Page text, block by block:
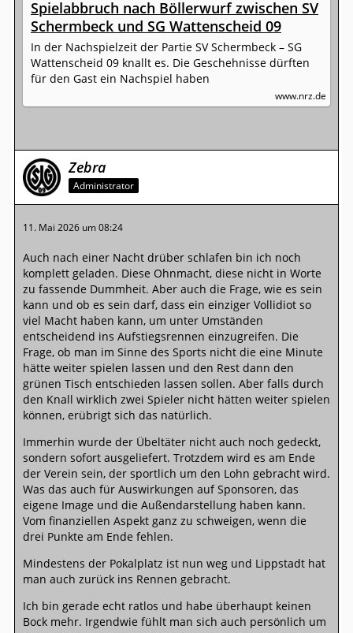
Spielabbruch nach Böllerwurf zwischen SV
Schermbeck und SG Wattenscheid 09
In der Nachspielzeit der Partie SV Schermbeck – SG
Wattenscheid 09 knallt es. Die Geschehnisse dürften
für den Gast ein Nachspiel haben
www.nrz.de
Zebra
Administrator
11. Mai 2026 um 08:24
Auch nach einer Nacht drüber schlafen bin ich noch
komplett geladen. Diese Ohnmacht, diese nicht in Worte
zu fassende Dummheit. Aber auch die Frage, wie es sein
kann und ob es sein darf, dass ein einziger Vollidiot so
viel Macht haben kann, um unter Umständen
entscheidend ins Aufstiegsrennen einzugreifen. Die
Frage, ob man im Sinne des Sports nicht die eine Minute
hätte weiter spielen lassen und den Rest dann den
grünen Tisch entschieden lassen sollen. Aber falls durch
den Knall wirklich zwei Spieler nicht hätten weiter spielen
können, erübrigt sich das natürlich.
Immerhin wurde der Übeltäter nicht auch noch gedeckt,
sondern sofort ausgeliefert. Trotzdem wird es am Ende
der Verein sein, der sportlich um den Lohn gebracht wird.
Was das auch für Auswirkungen auf Sponsoren, das
eigene Image und die Außendarstellung haben kann.
Vom finanziellen Aspekt ganz zu schweigen, wenn die
drei Punkte am Ende fehlen.
Mindestens der Pokalplatz ist nun weg und Lippstadt hat
man auch zurück ins Rennen gebracht.
Ich bin gerade echt ratlos und habe überhaupt keinen
Bock mehr. Irgendwie fühlt man sich auch persönlich um